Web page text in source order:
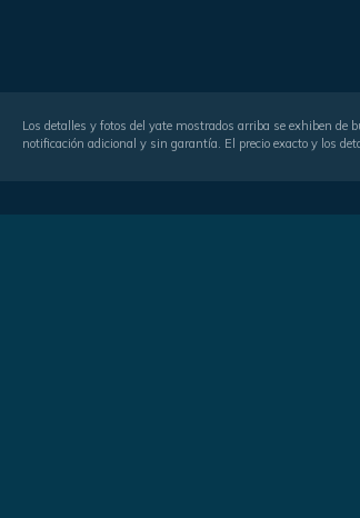
Los detalles y fotos del yate mostrados arriba se exhiben de
notificación adicional y sin garantía. El precio exacto y los